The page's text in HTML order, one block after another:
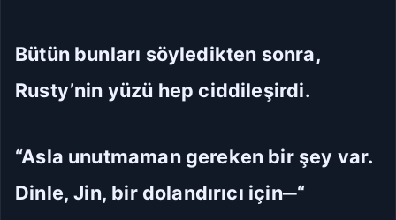
Bütün bunları söyledikten sonra,
Rusty’nin yüzü hep ciddileşirdi.
“Asla unutmaman gereken bir şey var.
Dinle, Jin, bir dolandırıcı için─“